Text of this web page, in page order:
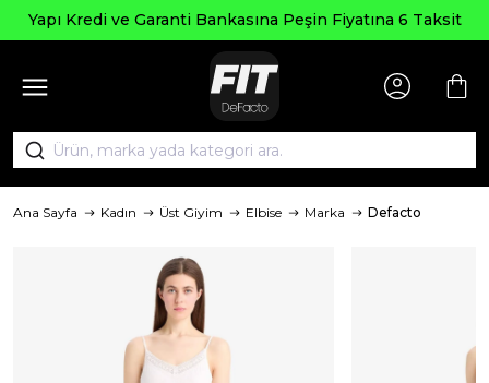
ve Garanti Bankasına Peşin Fiyatına 6 Taksit
Ana Sayfa Kadın Üst Giyim Elbise Marka Defacto